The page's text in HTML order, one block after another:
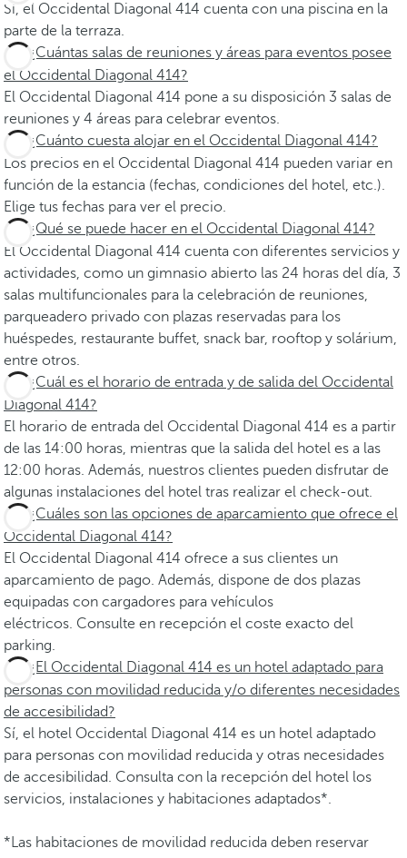
Sí, el Occidental Diagonal 414 cuenta con una piscina en la
parte de la terraza.
¿Cuántas salas de reuniones y áreas para eventos posee
el Occidental Diagonal 414?
El Occidental Diagonal 414 pone a su disposición 3 salas de
reuniones y 4 áreas para celebrar eventos.
¿Cuánto cuesta alojar en el Occidental Diagonal 414?
Los precios en el Occidental Diagonal 414 pueden variar en
función de la estancia (fechas, condiciones del hotel, etc.).
Elige tus fechas para ver el precio.
¿Qué se puede hacer en el Occidental Diagonal 414?
El Occidental Diagonal 414 cuenta con diferentes servicios y
actividades, como un gimnasio abierto las 24 horas del día, 3
salas multifuncionales para la celebración de reuniones,
parqueadero privado con plazas reservadas para los
huéspedes, restaurante buffet, snack bar, rooftop y solárium,
entre otros.
¿Cuál es el horario de entrada y de salida del Occidental
Diagonal 414?
El horario de entrada del Occidental Diagonal 414 es a partir
de las 14:00 horas, mientras que la salida del hotel es a las
12:00 horas. Además, nuestros clientes pueden disfrutar de
algunas instalaciones del hotel tras realizar el check-out.
¿Cuáles son las opciones de aparcamiento que ofrece el
Occidental Diagonal 414?
El Occidental Diagonal 414 ofrece a sus clientes un
aparcamiento de pago. Además, dispone de dos plazas
equipadas con cargadores para vehículos
eléctricos. Consulte en recepción el coste exacto del
parking.
¿El Occidental Diagonal 414 es un hotel adaptado para
personas con movilidad reducida y/o diferentes necesidades
de accesibilidad?
Sí, el hotel Occidental Diagonal 414 es un hotel adaptado
para personas con movilidad reducida y otras necesidades
de accesibilidad. Consulta con la recepción del hotel los
servicios, instalaciones y habitaciones adaptados*.
*Las habitaciones de movilidad reducida deben reservar